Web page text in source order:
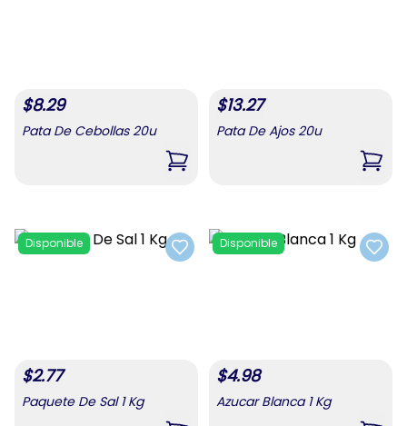
$8.29
Pata De Cebollas 20u
,Pata De Cebollas 20u
$13.27
Pata De Ajos 20u
,
Add to favorites
Disponible
$2.77
Paquete De Sal 1 Kg
Add
Disponible
$4.98
Azucar Blanca 1 Kg